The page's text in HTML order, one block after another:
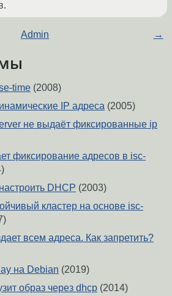
Admin →
time (2008)
IP адреса (2005)
не выдаёт фиксированные ip
фиксирование адресов в isc-
DHCP (2003)
кластер на основе isc-
всем адреса. Как запретить?
на Debian (2019)
образ через dhcp (2014)